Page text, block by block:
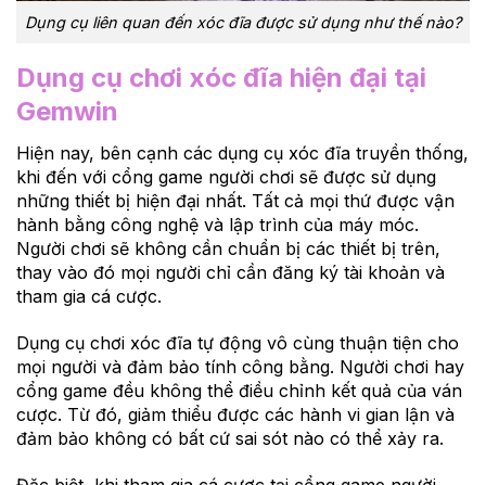
Dụng cụ liên quan đến xóc đĩa được sử dụng như thế nào?
Dụng cụ chơi xóc đĩa hiện đại tại
Gemwin
Hiện nay, bên cạnh các dụng cụ xóc đĩa truyền thống,
khi đến với cổng game người chơi sẽ được sử dụng
những thiết bị hiện đại nhất. Tất cả mọi thứ được vận
hành bằng công nghệ và lập trình của máy móc.
Người chơi sẽ không cần chuẩn bị các thiết bị trên,
thay vào đó mọi người chỉ cần đăng ký tài khoản và
tham gia cá cược.
Dụng cụ chơi xóc đĩa tự động vô cùng thuận tiện cho
mọi người và đảm bảo tính công bằng. Người chơi hay
cổng game đều không thể điều chỉnh kết quả của ván
cược. Từ đó, giảm thiểu được các hành vi gian lận và
đảm bảo không có bất cứ sai sót nào có thể xảy ra.